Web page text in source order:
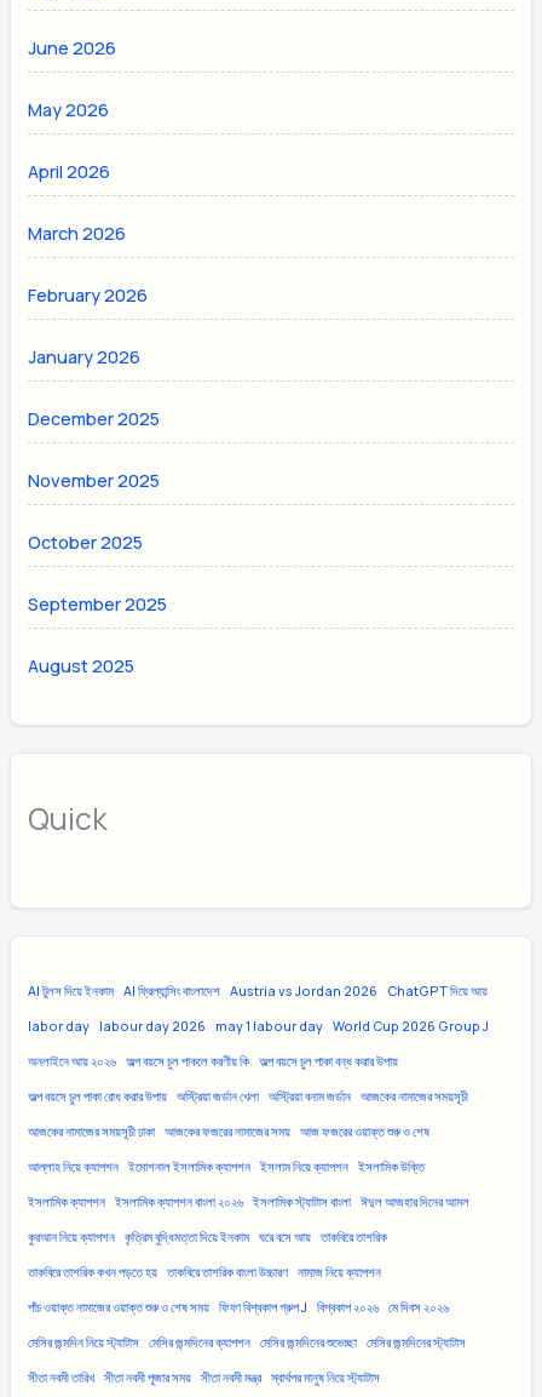
June 2026
May 2026
April 2026
March 2026
February 2026
January 2026
December 2025
November 2025
October 2025
September 2025
August 2025
Quick
AI টুলস দিয়ে ইনকাম AI ফ্রিল্যান্সিং বাংলাদেশ Austria vs Jordan 2026 ChatGPT দিয়ে আয়
labor day labour day 2026 may 1 labour day World Cup 2026 Group J
অনলাইনে আয় ২০২৬ অল্প বয়সে চুল পাকলে করণীয় কি অল্প বয়সে চুল পাকা বন্ধ করার উপায়
অল্প বয়সে চুল পাকা রোধ করার উপায় অস্ট্রিয়া জর্ডান খেলা অস্ট্রিয়া বনাম জর্ডান আজকের নামাজের সময়সূচী
আজকের নামাজের সময়সূচী ঢাকা আজকের ফজরের নামাজের সময় আজ ফজরের ওয়াক্ত শুরু ও শেষ
আল্লাহ নিয়ে ক্যাপশন ইমোশনাল ইসলামিক ক্যাপশন ইসলাম নিয়ে ক্যাপশন ইসলামিক উক্তি
ইসলামিক ক্যাপশন ইসলামিক ক্যাপশন বাংলা ২০২৬ ইসলামিক স্ট্যাটাস বাংলা ঈদুল আজহার দিনের আমল
কুরআন নিয়ে ক্যাপশন কৃত্রিম বুদ্ধিমত্তা দিয়ে ইনকাম ঘরে বসে আয় তাকবিরে তাশরিক
তাকবিরে তাশরিক কখন পড়তে হয় তাকবিরে তাশরিক বাংলা উচ্চারণ নামাজ নিয়ে ক্যাপশন
পাঁচ ওয়াক্ত নামাজের ওয়াক্ত শুরু ও শেষ সময় ফিফা বিশ্বকাপ গ্রুপ J বিশ্বকাপ ২০২৬ মে দিবস ২০২৬
মেসির জন্মদিন নিয়ে স্ট্যাটাস মেসির জন্মদিনের ক্যাপশন মেসির জন্মদিনের শুভেচ্ছা মেসির জন্মদিনের স্ট্যাটাস
সীতা নবমী তারিখ সীতা নবমী পূজার সময় সীতা নবমী মন্ত্র স্বার্থপর মানুষ নিয়ে স্ট্যাটাস